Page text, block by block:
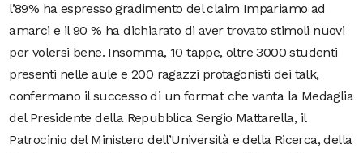
l’89% ha espresso gradimento del claim Impariamo ad
amarci e il 90 % ha dichiarato di aver trovato stimoli nuovi
per volersi bene. Insomma, 10 tappe, oltre 3000 studenti
presenti nelle aule e 200 ragazzi protagonisti dei talk,
confermano il successo di un format che vanta la Medaglia
del Presidente della Repubblica Sergio Mattarella, il
Patrocinio del Ministero dell’Università e della Ricerca, della